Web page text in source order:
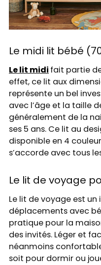
Le midi lit bébé
Le lit midi fait partie
effet, ce lit aux
représente un bel
avec l’âge et la taille
généralement de la
ses 5 ans. Ce lit au
disponible en 4
s’accorde avec tous
Le lit de voyage
Le lit de voyage est
déplacements avec
pratique pour la
des invités. Léger et
néanmoins
soit pour dormir ou